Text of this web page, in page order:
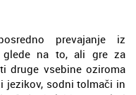
prevajanje iz
glede na to, ali gre za
druge vsebine oziroma
jezikov, sodni tolmači in